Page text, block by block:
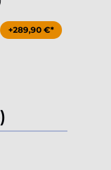
+289,90 €*